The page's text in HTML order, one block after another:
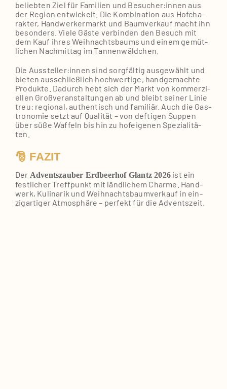
belieb­ten Ziel für Fami­li­en und Besucher:innen aus
der Regi­on ent­wi­ckelt. Die Kom­bi­na­ti­on aus Hof­cha­
rak­ter, Hand­wer­ker­markt und Baum­ver­kauf macht ihn
beson­ders. Vie­le Gäs­te ver­bin­den den Besuch mit
dem Kauf ihres Weih­nachts­baums und einem gemüt­
li­chen Nach­mit­tag im Tan­nen­wäld­chen.
Die Aussteller:innen sind sorg­fäl­tig aus­ge­wählt und
bie­ten aus­schließ­lich hoch­wer­ti­ge, hand­ge­mach­te
Pro­duk­te. Dadurch hebt sich der Markt von kom­mer­zi­
el­len Groß­ver­an­stal­tun­gen ab und bleibt sei­ner Linie
treu: regio­nal, authen­tisch und fami­li­är. Auch die Gas­
tro­no­mie setzt auf Qua­li­tät – von def­ti­gen Sup­pen
über süße Waf­feln bis hin zu hof­ei­ge­nen Spe­zia­li­tä­
ten.
🎅 FAZIT
Der Advents­zau­ber Erd­beer­hof Glantz 2026 ist ein
fest­li­cher Treff­punkt mit länd­li­chem Charme. Hand­
werk, Kuli­na­rik und Weih­nachts­baum­ver­kauf in ein­
zig­ar­ti­ger Atmo­sphä­re – per­fekt für die Advents­zeit.